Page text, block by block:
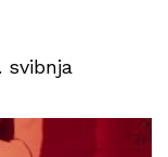
svibnja